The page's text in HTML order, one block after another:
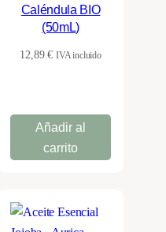
Caléndula BIO
(50mL)
12,89€ IVA incluido
Añadir al
carrito